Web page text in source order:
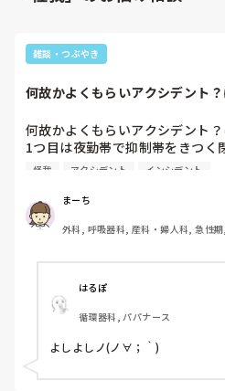
雑談・つぶやき
何故かよくもらいアクシデント
何故かよくもらいアクシデント
1つ目は夜勤帯で抑制帯をきつく
部位を観察しようとしたらその
とある患者様の入浴用車椅子か
ヘルパーさんが移乗させたら元々
子のフットペダルに足をぶつけ
ヘルパーさんはヘルパーさんで
ったのに看護師数人で怪我の状
昼休憩に行っていいですか？」
し、逆に私が動揺しすぎて泣い
からは私がやったというように
います。
たしかに安全面でもっと自分も出
怪我 アクシデント インシデント
まーち
外科, 呼吸器科, 産科・婦人科, 急性
はるぽ
循環器科, パパナース
よしよしノ(ノ∀；｀)